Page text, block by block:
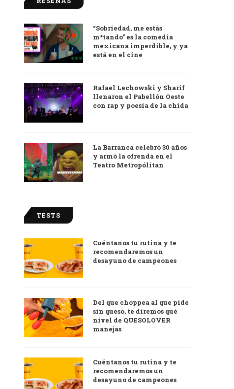
9.0
“Sobriedad, me estás
m*tando” es la comedia
mexicana imperdible, y ya
está en el cine
Rafael Lechowski y Sharif
llenaron el Pabellón Oeste
con rap y poesía de la chida
La Barranca celebró 30 años
y armó la ofrenda en el
Teatro Metropólitan
TESTS
Cuéntanos tu rutina y te
recomendaremos un
desayuno de campeones
Del que choppea al que pide
sin queso, te diremos qué
nivel de QUESOLOVER
manejas
Cuéntanos tu rutina y te
recomendaremos un
desayuno de campeones